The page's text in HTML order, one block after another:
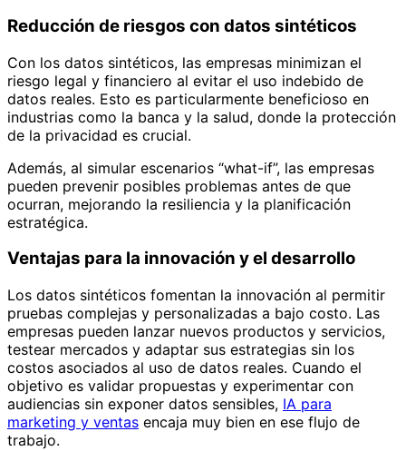
Reducción de riesgos con datos sintéticos
Con los datos sintéticos, las empresas minimizan el
riesgo legal y financiero al evitar el uso indebido de
datos reales. Esto es particularmente beneficioso en
industrias como la banca y la salud, donde la protección
de la privacidad es crucial.
Además, al simular escenarios “what-if”, las empresas
pueden prevenir posibles problemas antes de que
ocurran, mejorando la resiliencia y la planificación
estratégica.
Ventajas para la innovación y el desarrollo
Los datos sintéticos fomentan la innovación al permitir
pruebas complejas y personalizadas a bajo costo. Las
empresas pueden lanzar nuevos productos y servicios,
testear mercados y adaptar sus estrategias sin los
costos asociados al uso de datos reales. Cuando el
objetivo es validar propuestas y experimentar con
audiencias sin exponer datos sensibles, IA para
marketing y ventas encaja muy bien en ese flujo de
trabajo.